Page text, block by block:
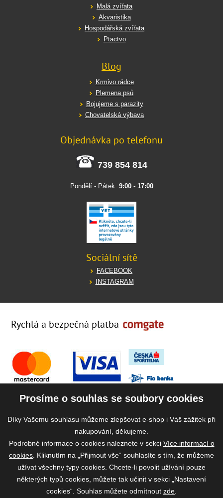
Malá zvířata
Akvaristika
Hospodářská zvířata
Ptactvo
Blog
Krmivo rádce
Plemena psů
Bojujeme s parazity
Chovatelská výbava
Objednávka po telefonu
739 854 814
Pondělí - Pátek 9:00- 17:00
Sociální sítě
FACEBOOK
INSTAGRAM
Rychlá a bezpečná platba
Prosíme o souhlas se soubory cookies
Díky Vašemu souhlasu můžeme zlepšovat e-shop i Váš zážitek při
nakupování, děkujeme.
Podrobné informace o cookies naleznete v sekci Více informací o
cookies . Kliknutím na „Přijmout vše“ souhlasíte s tím, že můžeme
užívat všechny typy cookies. Chcete-li povolit užívání pouze
některých typů cookies, můžete tak učinit v sekci „Nastavení
cookies“. Souhlas můžete odmítnout zde